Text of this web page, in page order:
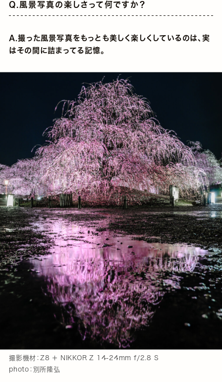
Q.風景写真の楽しさって何ですか？
A.撮った風景写真をもっとも美しく楽しくしているのは、実
はその間に詰まってる記憶。
撮影機材：Z8 ＋ NIKKOR Z 14-24mm f/2.8 S
photo：別所隆弘